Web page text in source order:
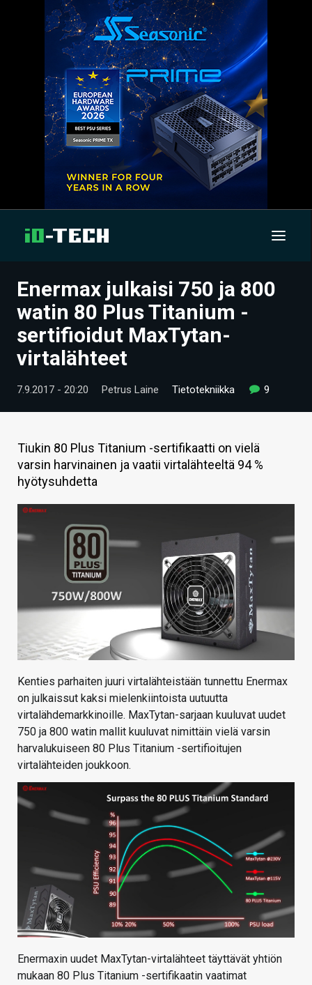
UUTISET
ARTIKKELIT
VIDEOT
TECHBBS
HINTA.FI
KAUPPA
VAIHDA TEEMA
Enermax julkaisi 750 ja 800
watin 80 Plus Titanium -
sertifioidut MaxTytan-
virtalähteet
7.9.2017 - 20:20 Petrus Laine Tietotekniikka 9
Tiukin 80 Plus Titanium -sertifikaatti on vielä
varsin harvinainen ja vaatii virtalähteeltä 94 %
hyötysuhdetta
Kenties parhaiten juuri virtalähteistään tunnettu Enermax
on julkaissut kaksi mielenkiintoista uutuutta
virtalähdemarkkinoille. MaxTytan-sarjaan kuuluvat uudet
750 ja 800 watin mallit kuuluvat nimittäin vielä varsin
harvalukuiseen 80 Plus Titanium -sertifioitujen
virtalähteiden joukkoon.
Enermaxin uudet MaxTytan-virtalähteet täyttävät yhtiön
mukaan 80 Plus Titanium -sertifikaatin vaatimat